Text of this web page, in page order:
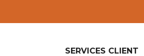
SERVICES CLIENT